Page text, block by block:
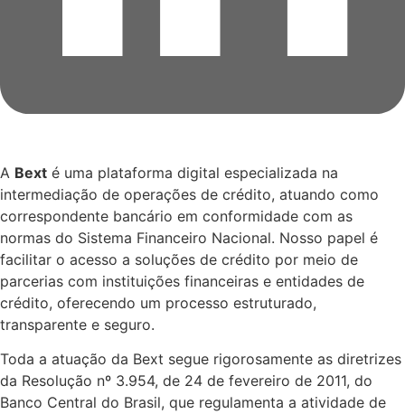
A Bext é uma plataforma digital especializada na
intermediação de operações de crédito, atuando como
correspondente bancário em conformidade com as
normas do Sistema Financeiro Nacional. Nosso papel é
facilitar o acesso a soluções de crédito por meio de
parcerias com instituições financeiras e entidades de
crédito, oferecendo um processo estruturado,
transparente e seguro.
Toda a atuação da Bext segue rigorosamente as diretrizes
da Resolução nº 3.954, de 24 de fevereiro de 2011, do
Banco Central do Brasil, que regulamenta a atividade de